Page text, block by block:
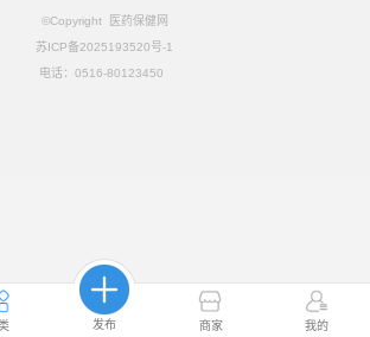
发布 商家 我的
©Copyright 医药保健网
苏ICP备2025193520号-1
电话： 0516-80123450